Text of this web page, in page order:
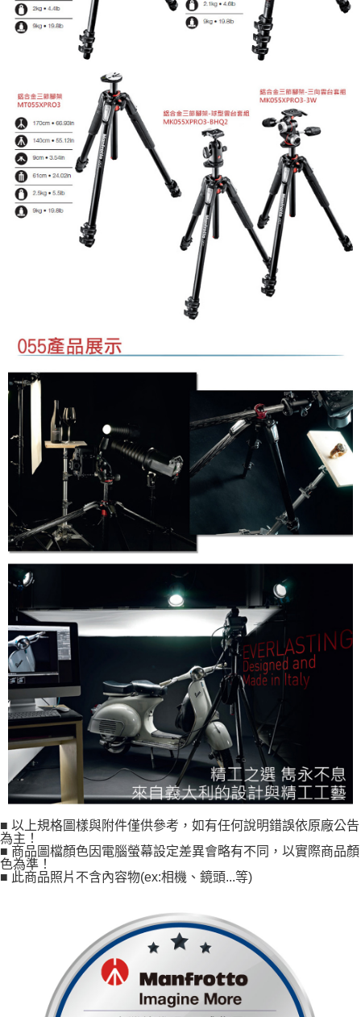
■ 以上規格圖樣與附件僅供參考，如有任何說明錯誤依原廠公告
為主！
■ 商品圖檔顏色因電腦螢幕設定差異會略有不同，以實際商品顏
色為準！
■ 此商品照片不含內容物(ex:相機、鏡頭...等)